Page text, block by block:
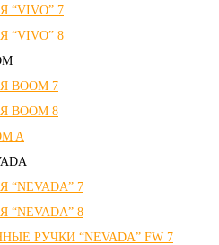
“VIVO” 7
“VIVO” 8
ВOOM 7
ВOOM 8
A
“NEVADA” 7
“NEVADA” 8
РУЧКИ “NEVADA” FW 7